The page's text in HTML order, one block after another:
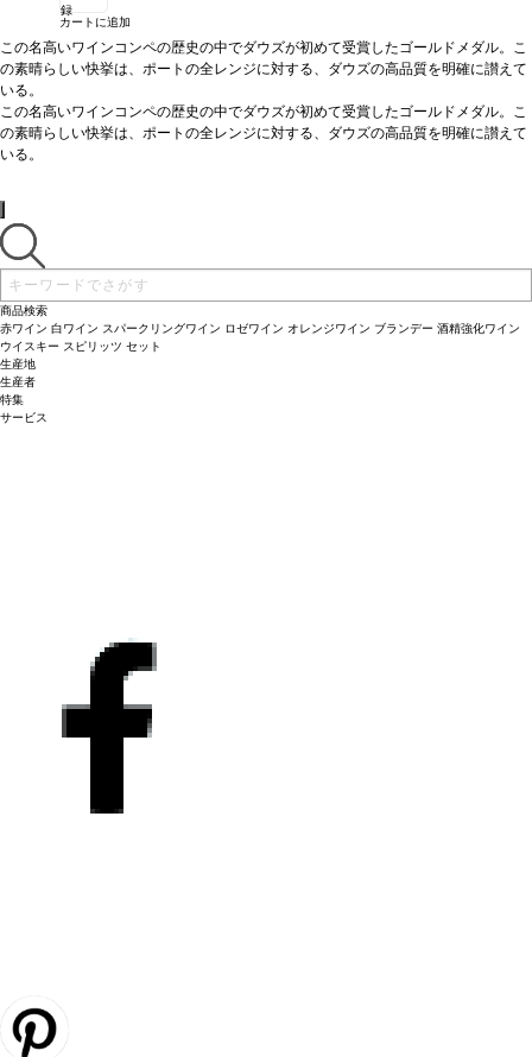
録
カートに追加
この名高いワインコンペの歴史の中でダウズが初めて受賞したゴールドメダル。こ
の素晴らしい快挙は、ポートの全レンジに対する、ダウズの高品質を明確に讃えて
いる。
テイスティングノート：深みのある生き生きとしたルビー色。フルボディ、非常に
魅力的な赤色の果物のするアロマが香る。風味はフレッシュで若々しく、ラズベリ
ー、チェリーの味わいを示し、長く力強い後味が残る。
サーヴする温度：
この名高いワインコンペの歴史の中でダウズが初めて受賞したゴールドメダル。こ
の素晴らしい快挙は、ポートの全レンジに対する、ダウズの高品質を明確に讃えて
いる。
魅力的な赤色の果物のするアロマが香る。風味はフレッシュで若々しく、ラズベリ
ー、チェリーの味わいを示し、長く力強い後味が残る。
相性のよい料理：
サーヴする温度：
商品検索
赤ワイン 白ワイン スパークリングワイン ロゼワイン オレンジワイン ブランデー 酒精強化ワイン
ウイスキー スピリッツ セット
生産地
生産者
特集
サービス